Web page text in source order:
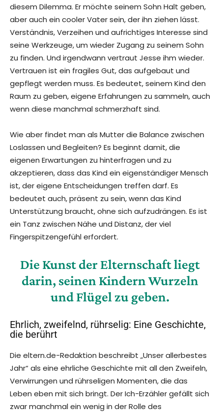
diesem Dilemma. Er möchte seinem Sohn Halt geben,
aber auch ein cooler Vater sein, der ihn ziehen lässt.
Verständnis, Verzeihen und aufrichtiges Interesse sind
seine Werkzeuge, um wieder Zugang zu seinem Sohn
zu finden. Und irgendwann vertraut Jesse ihm wieder.
Vertrauen ist ein fragiles Gut, das aufgebaut und
gepflegt werden muss. Es bedeutet, seinem Kind den
Raum zu geben, eigene Erfahrungen zu sammeln, auch
wenn diese manchmal schmerzhaft sind.
Wie aber findet man als Mutter die Balance zwischen
Loslassen und Begleiten? Es beginnt damit, die
eigenen Erwartungen zu hinterfragen und zu
akzeptieren, dass das Kind ein eigenständiger Mensch
ist, der eigene Entscheidungen treffen darf. Es
bedeutet auch, präsent zu sein, wenn das Kind
Unterstützung braucht, ohne sich aufzudrängen. Es ist
ein Tanz zwischen Nähe und Distanz, der viel
Fingerspitzengefühl erfordert.
Die Kunst der Elternschaft liegt
darin, seinen Kindern Wurzeln
und Flügel zu geben.
Ehrlich, zweifelnd, rührselig: Eine Geschichte,
die berührt
Die eltern.de-Redaktion beschreibt „Unser allerbestes
Jahr“ als eine ehrliche Geschichte mit all den Zweifeln,
Verwirrungen und rührseligen Momenten, die das
Leben eben mit sich bringt. Der Ich-Erzähler gefällt sich
zwar manchmal ein wenig in der Rolle des